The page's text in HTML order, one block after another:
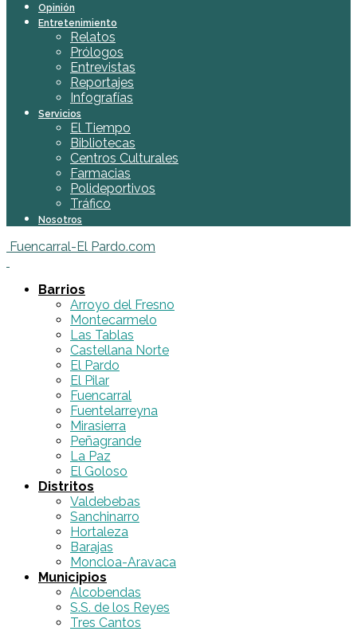
Opinión
Entretenimiento
Relatos
Prólogos
Entrevistas
Reportajes
Infografías
Servicios
El Tiempo
Bibliotecas
Centros Culturales
Farmacias
Polideportivos
Tráfico
Nosotros
Fuencarral-El Pardo.com
Barrios
Arroyo del Fresno
Montecarmelo
Las Tablas
Castellana Norte
El Pardo
El Pilar
Fuencarral
Fuentelarreyna
Mirasierra
Peñagrande
La Paz
El Goloso
Distritos
Valdebebas
Sanchinarro
Hortaleza
Barajas
Moncloa-Aravaca
Municipios
Alcobendas
S.S. de los Reyes
Tres Cantos